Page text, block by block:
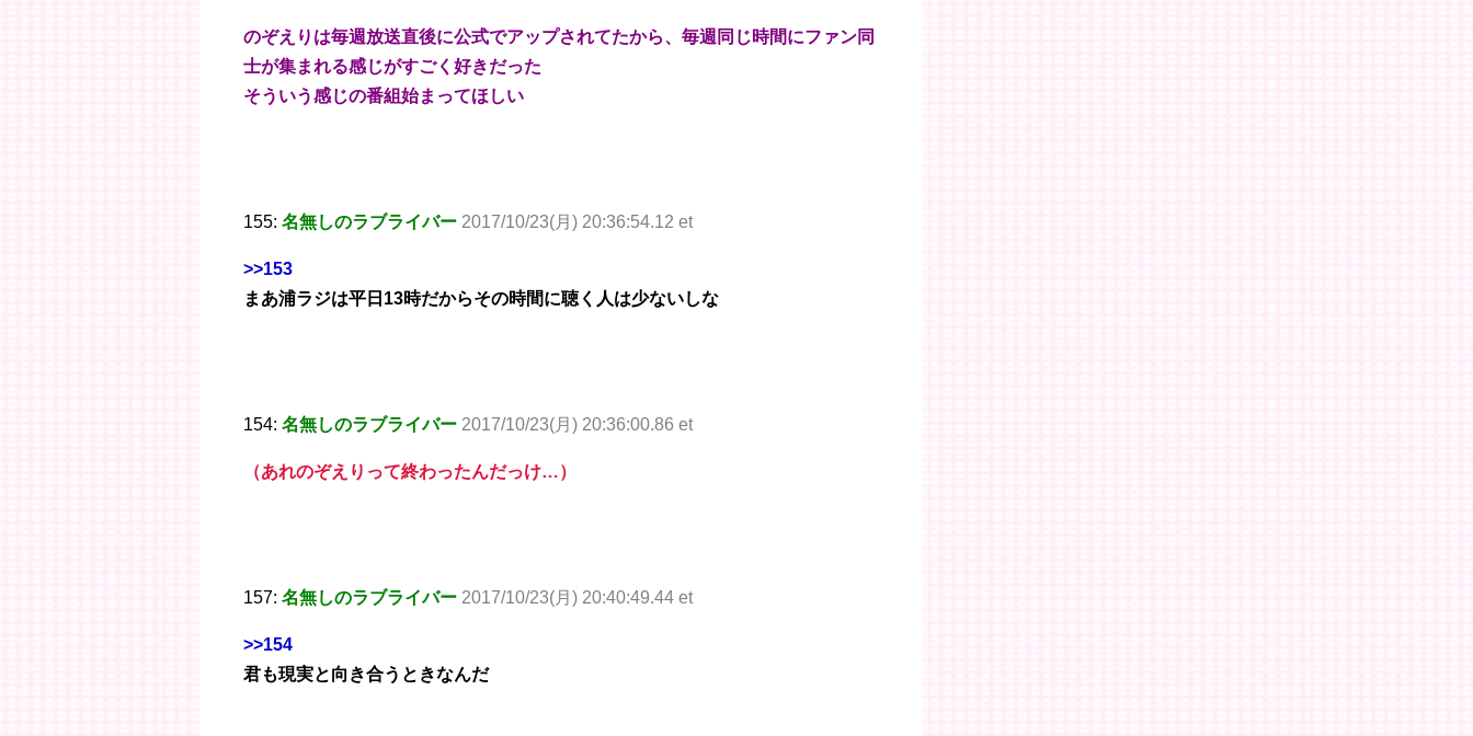
のぞえりは毎週放送直後に公式でアップされてたから、毎週同じ時間にファン同
士が集まれる感じがすごく好きだった
そういう感じの番組始まってほしい
155: 名無しのラブライバー 2017/10/23(月) 20:36:54.12 et
>>153
まあ浦ラジは平日13時だからその時間に聴く人は少ないしな
154: 名無しのラブライバー 2017/10/23(月) 20:36:00.86 et
（あれのぞえりって終わったんだっけ…）
157: 名無しのラブライバー 2017/10/23(月) 20:40:49.44 et
>>154
君も現実と向き合うときなんだ